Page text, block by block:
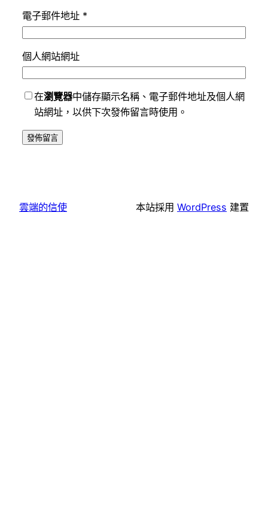
電子郵件地址 *
個人網站網址
在瀏覽器中儲存顯示名稱、電子郵件地址及個人網
站網址，以供下次發佈留言時使用。
雲端的信使 本站採用 WordPress 建置